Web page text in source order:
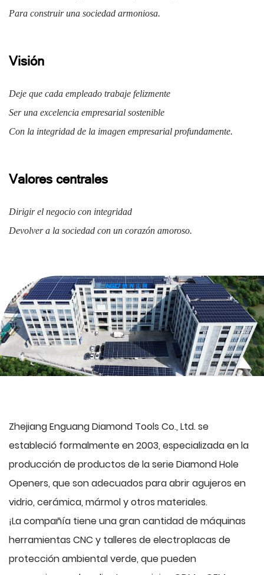
Para construir una sociedad armoniosa.
Visión
Deje que cada empleado trabaje felizmente
Ser una excelencia empresarial sostenible
Con la integridad de la imagen empresarial profundamente.
Valores centrales
Dirigir el negocio con integridad
Devolver a la sociedad con un corazón amoroso.
Zhejiang Enguang Diamond Tools Co., Ltd. se
estableció formalmente en 2003, especializada en la
producción de productos de la serie Diamond Hole
Openers, que son adecuados para abrir agujeros en
vidrio, cerámica, mármol y otros materiales.
¡La compañía tiene una gran cantidad de máquinas
herramientas CNC y talleres de electroplacas de
protección ambiental verde, que pueden